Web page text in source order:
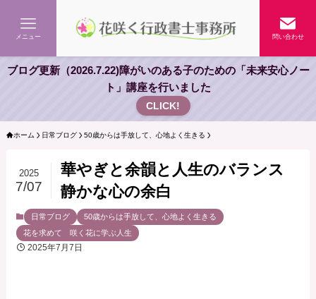
問い合わせ
メニュー
ブログ更新（2026.7.22)障がいのある子のための「未来安心ノー
ト」講座を行いました
CLICK!
ホーム 日常ブログ 50歳からは手放して、心地よく生きる
華やぎと余韻と人生のバランス
静かな心の余白
2025
7/07
日常ブログ
50歳からは手放して、心地よく生きる
花を求めて 咲く花に学ぶ人生
2025年7月7日